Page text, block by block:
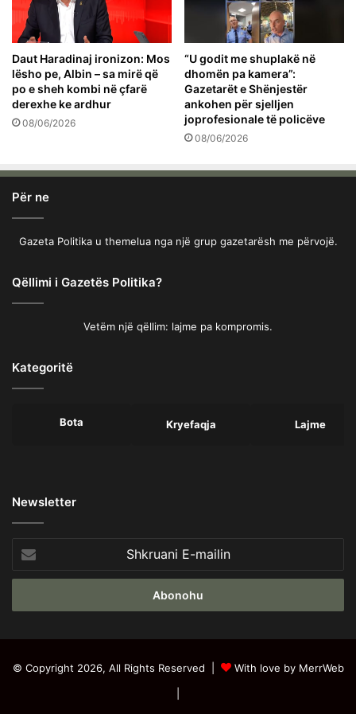
Daut Haradinaj ironizon: Mos
lësho pe, Albin – sa mirë që
po e sheh kombi në çfarë
derexhe ke ardhur
08/06/2026
“U godit me shuplakë në
dhomën pa kamera”:
Gazetarët e Shënjestër
ankohen për sjelljen
joprofesionale të policëve
08/06/2026
Për ne
Gazeta Politika u themelua nga një grup gazetarësh me përvojë.
Qëllimi i Gazetës Politika?
Vetëm një qëllim: lajme pa kompromis.
Kategoritë
Bota Kryefaqja Lajme
Newsletter
E-
mailin
© Copyright 2026, All Rights Reserved |
With love by MerrWeb